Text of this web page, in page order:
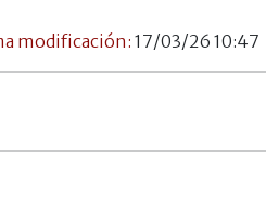
modificación:17/03/26 10:47